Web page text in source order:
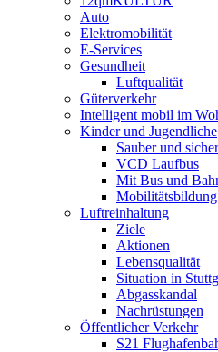
Auto
Elektromobilität
E-Services
Gesundheit
Luftqualität
Güterverkehr
Intelligent mobil im
Kinder und Jugendliche
Sauber und
VCD Laufbus
Mit Bus und
Mobilitätsbildung
Luftreinhaltung
Ziele
Aktionen
Lebensqualität
Situation in
Abgasskandal
Nachrüstungen
Öffentlicher Verkehr
S21